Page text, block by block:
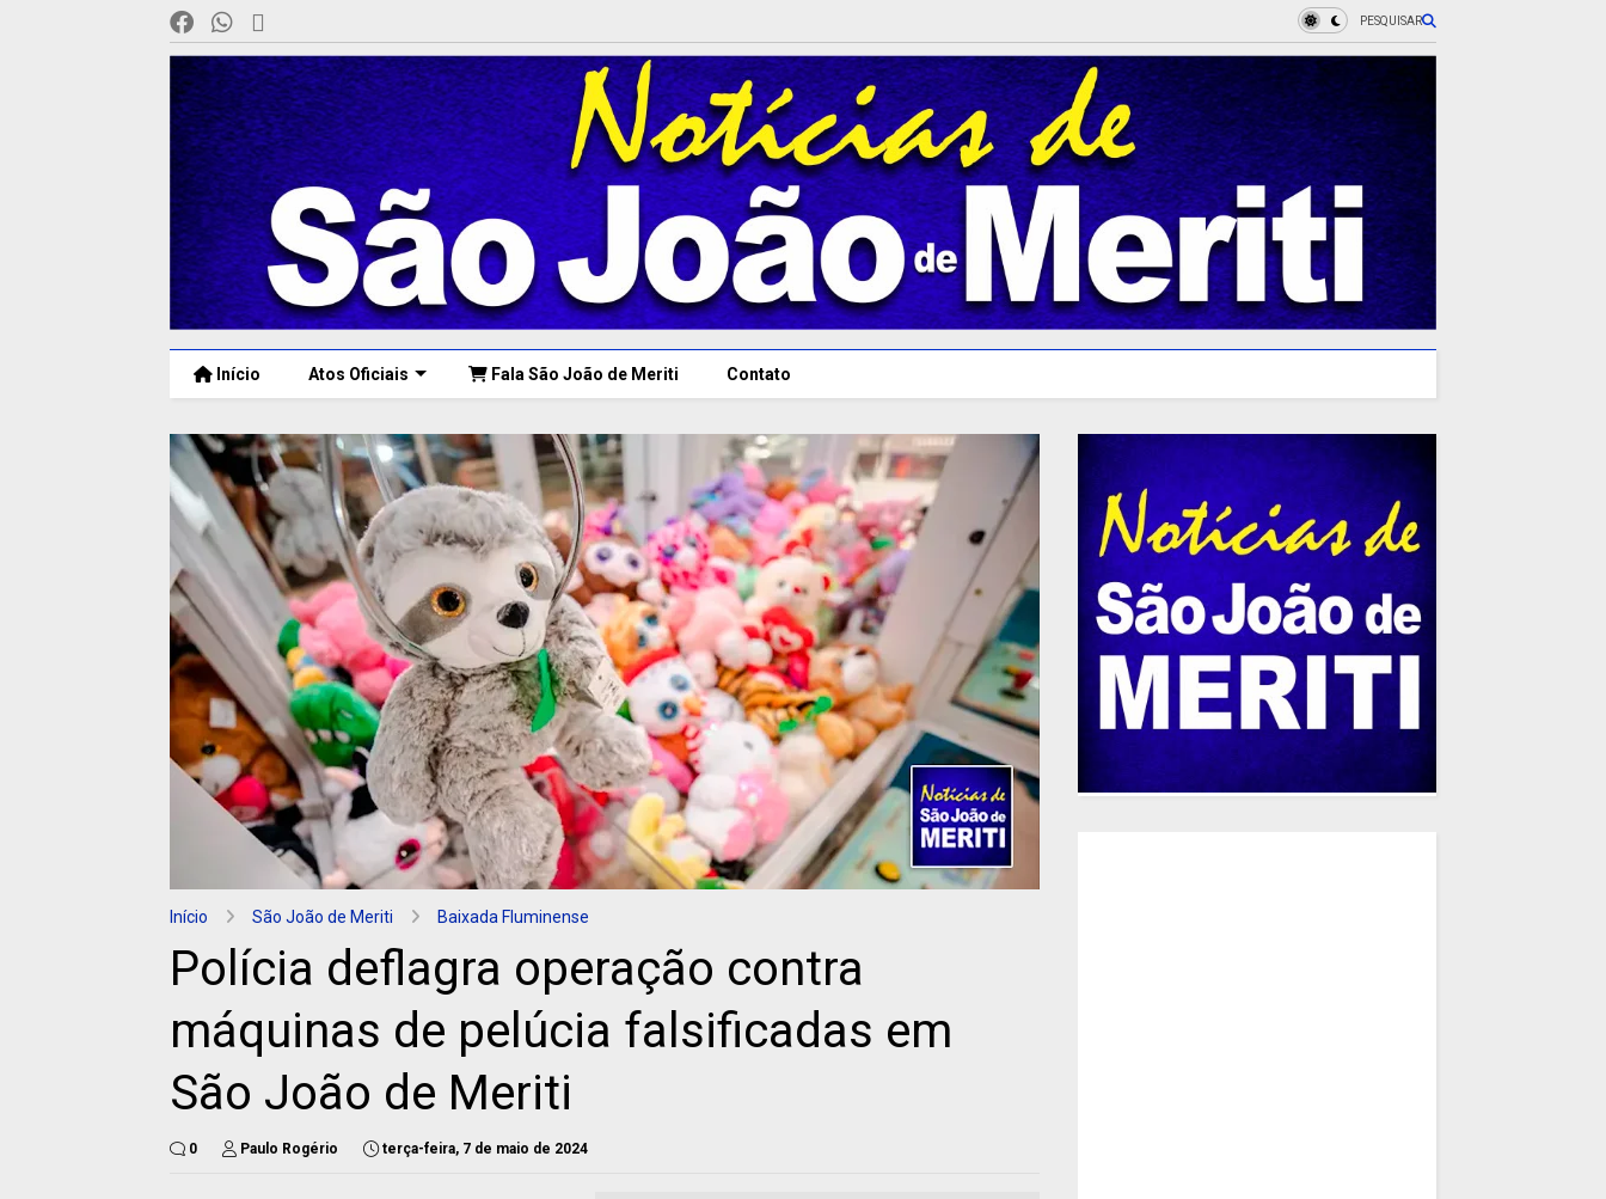
PESQUISAR
Início Atos Oficiais Fala São João de Meriti Contato
Início São João de Meriti Baixada Fluminense
Polícia deflagra operação contra
máquinas de pelúcia falsificadas em
São João de Meriti
0 Paulo Rogério terça-feira, 7 de maio de 2024